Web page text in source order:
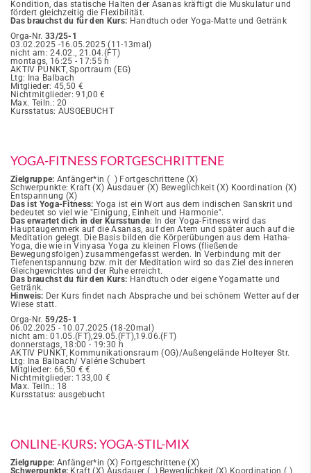
Kondition, das statische Halten der Asanas kräftigt die Muskulatur und
fördert gleichzeitig die Flexibilität.
Das brauchst du für den Kurs: Handtuch oder Yoga-Matte und Getränk
Orga-Nr. 33/25-1
03.02.2025 -16.05.2025 (11-13mal)
nicht am: 24.02., 21.04.(FT)
montags, 16:25 - 17:55 h
AKTIV PUNKT, Sportraum (EG)
Ltg: Ina Balbach
Mitglieder: 45,50 €
Nichtmitglieder: 91,00 €
Max. Teiln.: 20
Kursstatus: AUSGEBUCHT
YOGA-FITNESS FORTGESCHRITTENE
Zielgruppe: Anfänger*in ( ) Fortgeschrittene (X)
Schwerpunkte: Kraft (X) Ausdauer (X) Beweglichkeit (X) Koordination (X)
Entspannung (X)
Das ist Yoga-Fitness: Yoga ist ein Wort aus dem indischen Sanskrit und
bedeutet so viel wie "Einigung, Einheit und Harmonie".
Das erwartet dich in der Kursstunde: In der Yoga-Fitness wird das
Hauptaugenmerk auf die Asanas, auf den Atem und später auch auf die
Meditation gelegt. Die Basis bilden die Körperübungen aus dem Hatha-
Yoga, die wie in Vinyasa Yoga zu kleinen Flows (fließende
Bewegungsfolgen) zusammengefasst werden. In Verbindung mit der
Tiefenentspannung bzw. mit der Meditation wird so das Ziel des inneren
Gleichgewichtes und der Ruhe erreicht.
Das brauchst du für den Kurs: Handtuch oder eigene Yogamatte und
Getränk.
Hinweis: Der Kurs findet nach Absprache und bei schönem Wetter auf der
Wiese statt.
Orga-Nr. 59/25-1
06.02.2025 - 10.07.2025 (18-20mal)
nicht am: 01.05.(FT),29.05.(FT),19.06.(FT)
donnerstags, 18:00 - 19:30 h
AKTIV PUNKT, Kommunikationsraum (OG)/Außengelände Holteyer Str.
Ltg: Ina Balbach/ Valérie Schubert
Mitglieder: 66,50 € €
Nichtmitglieder: 133,00 €
Max. Teiln.: 18
Kursstatus: ausgebucht
ONLINE-KURS: YOGA-STIL-MIX
Zielgruppe: Anfänger*in (X) Fortgeschrittene (X)
Schwerpunkte: Kraft (X) Ausdauer ( ) Beweglichkeit (X) Koordination ( )